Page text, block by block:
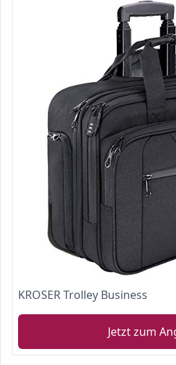
KROSER Trolley Business
Jetzt zum